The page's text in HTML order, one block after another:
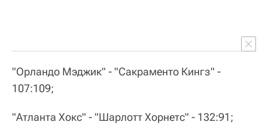
"Орландо Мэджик" - "Сакраменто Кингз" -
107:109;
"Атланта Хокс" - "Шарлотт Хорнетс" - 132:91;